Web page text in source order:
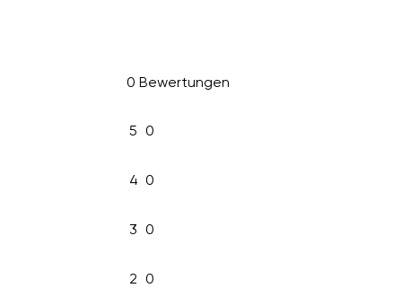
0 Bewertungen
5 0
4 0
3 0
2 0